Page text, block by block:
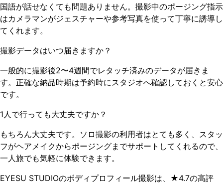
国語が話せなくても問題ありません。撮影中のポージング指示
はカメラマンがジェスチャーや参考写真を使って丁寧に誘導し
てくれます。
撮影データはいつ届きますか？
一般的に撮影後2〜4週間でレタッチ済みのデータが届きま
す。正確な納品時期は予約時にスタジオへ確認しておくと安心
です。
1人で行っても大丈夫ですか？
もちろん大丈夫です。ソロ撮影の利用者はとても多く、スタッ
フがヘアメイクからポージングまでサポートしてくれるので、
一人旅でも気軽に体験できます。
EYESU STUDIOのボディプロフィール撮影は、★4.7の高評